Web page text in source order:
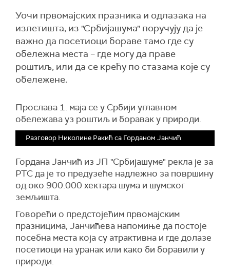
Уочи првомајских празника и одлазака на
излетишта, из "Србијашума" поручују да је
важно да посетиоци бораве тамо где су
обележна места – где могу да праве
роштиљ, или да се крећу по стазама које су
обележене.
Прослава 1. маја се у Србији углавном
обележава уз роштиљ и боравак у природи.
Разговор Николине Ракић са Горданом Јанчић
Гордана Јанчић из ЈП "Србијашуме" рекла је за
РТС да је то предузеће надлежно за површину
од око 900.000 хектара шума и шумског
земљишта.
Говорећи о предстојећим првомајским
празницима, Јанчићева напомиње да постоје
посебна места која су атрактивна и где долазе
посетиоци на уранак или како би боравили у
природи.